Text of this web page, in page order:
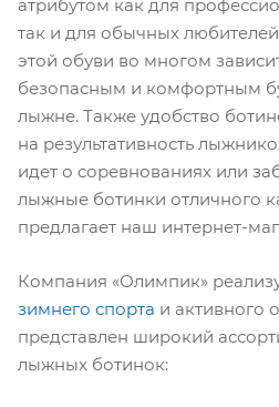
атрибутом как для
так и для обычных
этой обуви во многом
безопасным и комфортным
лыжне. Также удобство
на результативность
идет о соревнованиях или
лыжные ботинки отличного
предлагает наш интернет-
Компания «Олимпик»
зимнего спорта и активного
представлен широкий
лыжных ботинок: